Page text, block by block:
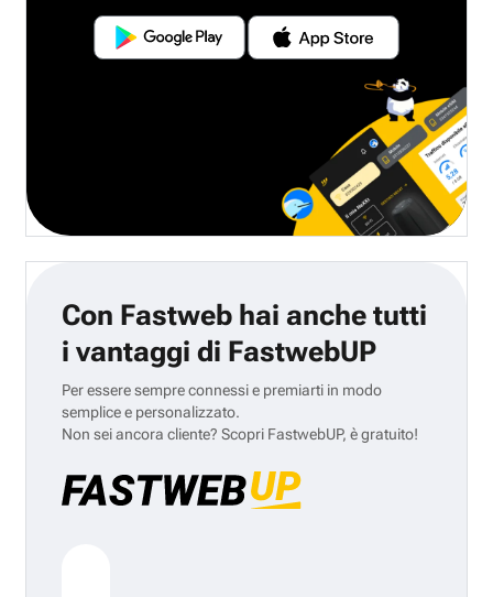
Con Fastweb hai anche tutti
i vantaggi di FastwebUP
Per essere sempre connessi e premiarti in modo
semplice e personalizzato.
Non sei ancora cliente? Scopri FastwebUP, è gratuito!